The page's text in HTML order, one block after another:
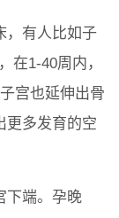
，有人比如子
在1-40周内，
宫也延伸出骨
更多发育的空
下端。孕晚